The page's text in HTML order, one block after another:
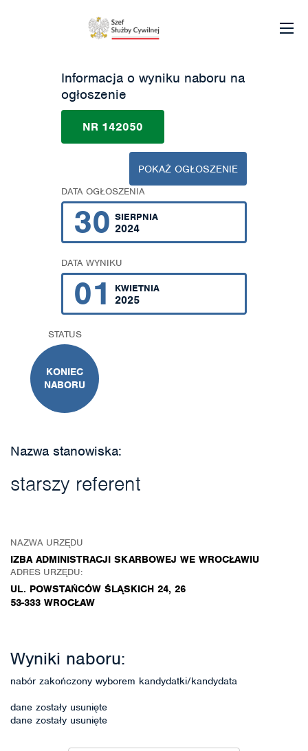
Informacja o wyniku naboru na
ogłoszenie
NR 142050
POKAŻ OGŁOSZENIE
DATA OGŁOSZENIA
30 SIERPNIA
2024
DATA WYNIKU
01 KWIETNIA
2025
STATUS
KONIEC
NABORU
Nazwa stanowiska:
starszy referent
NAZWA URZĘDU
IZBA ADMINISTRACJI SKARBOWEJ WE WROCŁAWIU
ADRES URZĘDU:
UL. POWSTAŃCÓW ŚLĄSKICH 24, 26
53-333 WROCŁAW
Wyniki naboru:
nabór zakończony wyborem kandydatki/kandydata
dane zostały usunięte
dane zostały usunięte